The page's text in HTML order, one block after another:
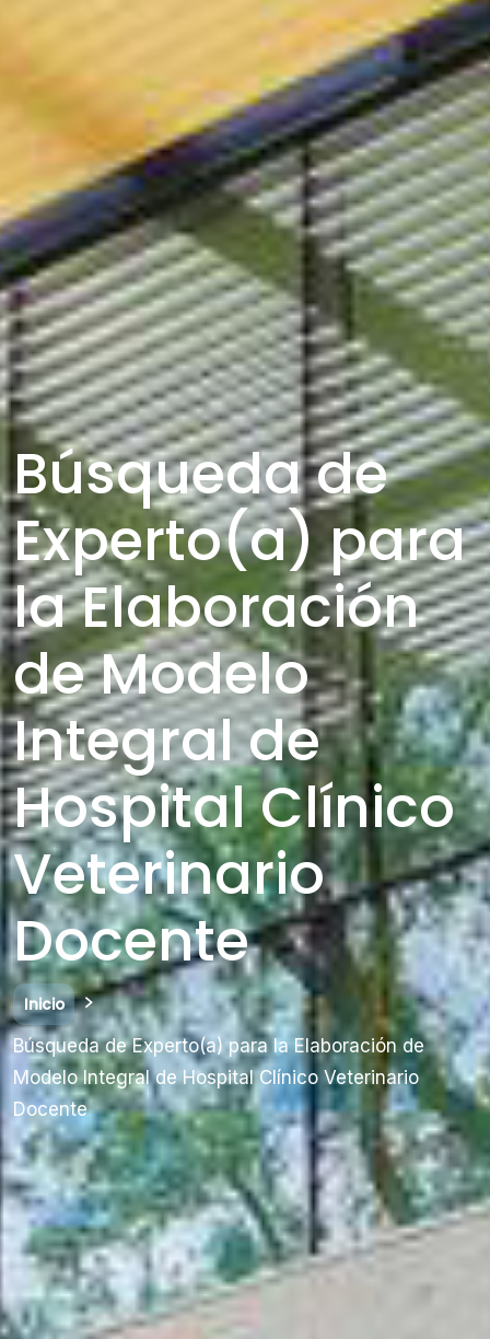
Búsqueda de
Experto(a) para
la Elaboración
de Modelo
Integral de
Hospital Clínico
Veterinario
Docente
Inicio
Búsqueda de Experto(a) para la Elaboración de
Modelo Integral de Hospital Clínico Veterinario
Docente